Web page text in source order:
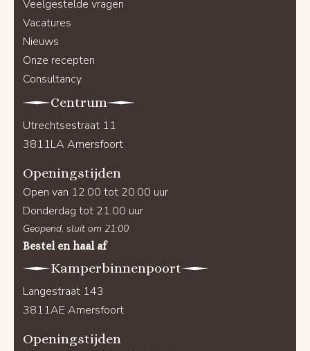
Veelgestelde vragen
Vacatures
Nieuws
Onze recepten
Consultancy
Centrum
Utrechtsestraat 11
3811LA Amersfoort
Openingstijden
Open van 12.00 tot 20.00 uur
Donderdag tot 21.00 uur
Geopend, sluit om 21:00
Bestel en haal af
Kamperbinnenpoort
Langestraat 143
3811AE Amersfoort
Openingstijden